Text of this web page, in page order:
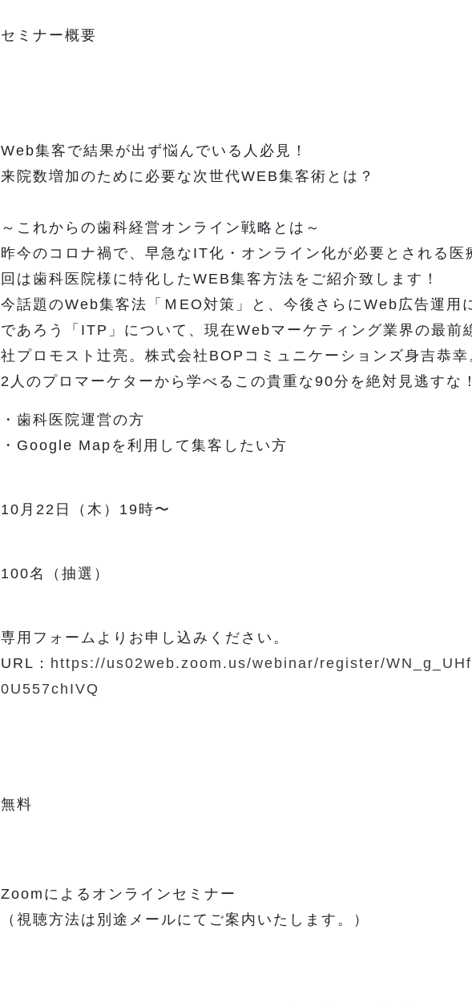
セミナー概要
Web集客で結果が出ず悩んでいる人必見！
来院数増加のために必要な次世代WEB集客術とは？
～これからの歯科経営オンライン戦略とは～
昨今のコロナ禍で、早急なIT化・オンライン化が必要とされる医
回は歯科医院様に特化したWEB集客方法をご紹介致します！
今話題のWeb集客法「ＭEO対策」と、今後さらにWeb広告運用
であろう「ITP」について、現在Webマーケティング業界の最前
社プロモスト辻亮。株式会社BOPコミュニケーションズ身吉恭幸
2人のプロマーケターから学べるこの貴重な90分を絶対見逃すな！
・歯科医院運営の方
・Google Mapを利用して集客したい方
10月22日（木）19時〜
100名（抽選）
専用フォームよりお申し込みください。
URL： https://us02web.zoom.us/webinar/register/
0U557chIVQ
無料
Zoomによるオンラインセミナー
（視聴方法は別途メールにてご案内いたします。）